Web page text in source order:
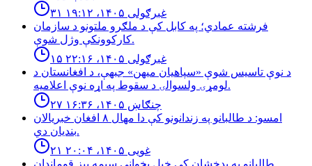
۳۱ غبرګولی ۱۴۰۵، ۱۹:۱۲
فرشته عمادي؛ په کابل کې د ملګرو ملتونو د سازمان
کارکوونکې وژل شوې.
۱۵ غبرګولی ۱۴۰۵، ۲۲:۱۶
د نوې تاسیس شوې «سپاهیان میهن» جبهې، د افغانستان د
لومړۍ ولسوالۍ د سقوط په اړه نوې اعلامیه.
۲۷ چنګاښ ۱۴۰۵، ۱۶:۳۶
امسو: د طالبانو په زندانونو كې دا مهال ٨ افغان خبريالان
بنديان دي.
۲۱ غویی ۱۴۰۵، ۲۰:۰۴
طالبانو په بدخشان كې خپل پخوانى سيمه ييز قوماندان